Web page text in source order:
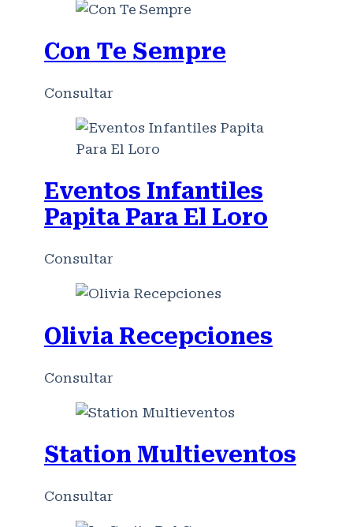
Con Te Sempre
Consultar
Eventos Infantiles
Papita Para El Loro
Consultar
Olivia Recepciones
Consultar
Station Multieventos
Consultar